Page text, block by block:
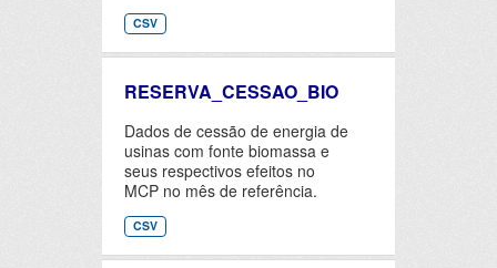
CSV
RESERVA_CESSAO_BIO
Dados de cessão de energia de
usinas com fonte biomassa e
seus respectivos efeitos no
MCP no mês de referência.
CSV